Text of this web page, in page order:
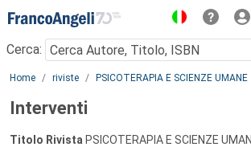
Menu
Cerca:
Main content
Home riviste PSICOTERAPIA E SCIENZE UMANE
Interventi
Titolo Rivista PSICOTERAPIA E SCIENZE